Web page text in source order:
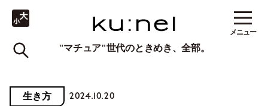
"マチュア"世代のときめき、全部。
メニュー
生き方 2024.10.20